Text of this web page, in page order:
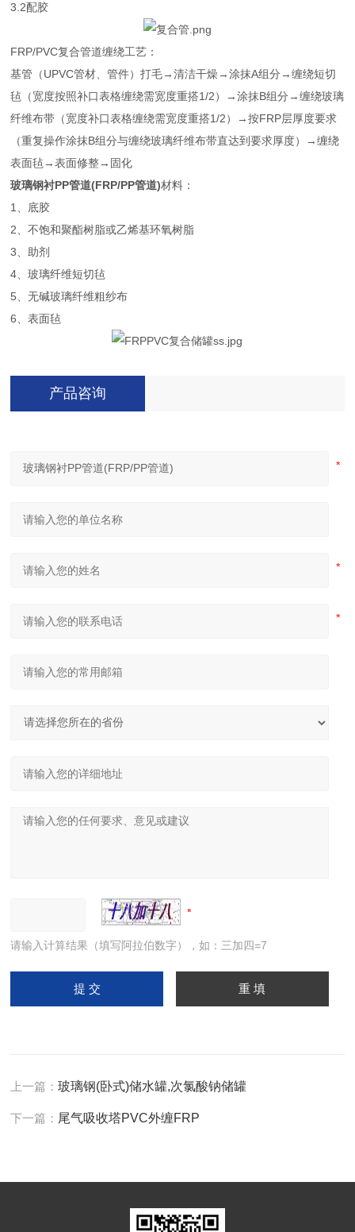
3.2配胶
FRP/PVC复合管道缠绕工艺：
基管（UPVC管材、管件）打毛→清洁干燥→涂抹A组分→缠绕短切
毡（宽度按照补口表格缠绕需宽度重搭1/2）→涂抹B组分→缠绕玻璃
纤维布带（宽度补口表格缠绕需宽度重搭1/2）→按FRP层厚度要求
（重复操作涂抹B组分与缠绕玻璃纤维布带直达到要求厚度）→缠绕
表面毡→表面修整→固化
玻璃钢衬PP管道(FRP/PP管道)材料：
1、底胶
2、不饱和聚酯树脂或乙烯基环氧树脂
3、助剂
4、玻璃纤维短切毡
5、无碱玻璃纤维粗纱布
6、表面毡
产品咨询
请输入计算结果（填写阿拉伯数字），如：三加四=7
上一篇：玻璃钢(卧式)储水罐,次氯酸钠储罐
下一篇： 尾气吸收塔PVC外缠FRP